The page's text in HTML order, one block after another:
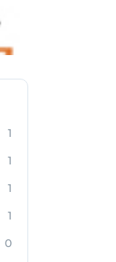
1
1
1
1
0